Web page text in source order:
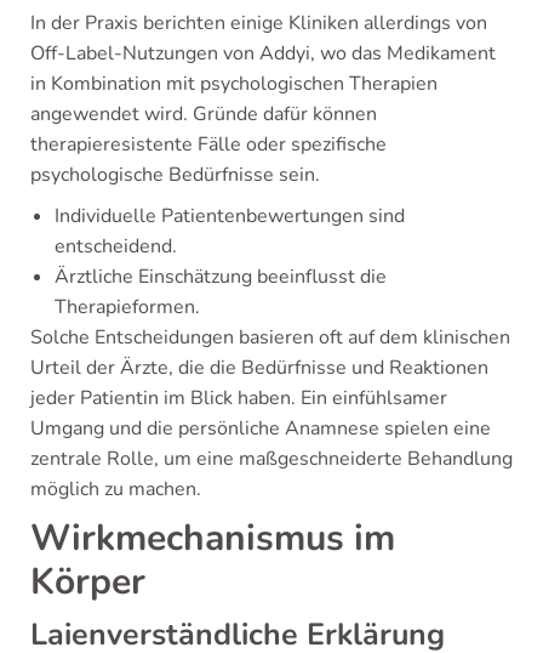
In der Praxis berichten einige Kliniken allerdings von
Off-Label-Nutzungen von Addyi, wo das Medikament
in Kombination mit psychologischen Therapien
angewendet wird. Gründe dafür können
therapieresistente Fälle oder spezifische
psychologische Bedürfnisse sein.
Individuelle Patientenbewertungen sind
entscheidend.
Ärztliche Einschätzung beeinflusst die
Therapieformen.
Solche Entscheidungen basieren oft auf dem klinischen
Urteil der Ärzte, die die Bedürfnisse und Reaktionen
jeder Patientin im Blick haben. Ein einfühlsamer
Umgang und die persönliche Anamnese spielen eine
zentrale Rolle, um eine maßgeschneiderte Behandlung
möglich zu machen.
Wirkmechanismus im
Körper
Laienverständliche Erklärung